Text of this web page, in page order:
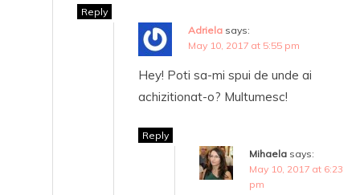
Reply
Adriela says:
May 10, 2017 at 5:55 pm
Hey! Poti sa-mi spui de unde ai
achizitionat-o? Multumesc!
Reply
Mihaela says:
May 10, 2017 at 6:23
pm